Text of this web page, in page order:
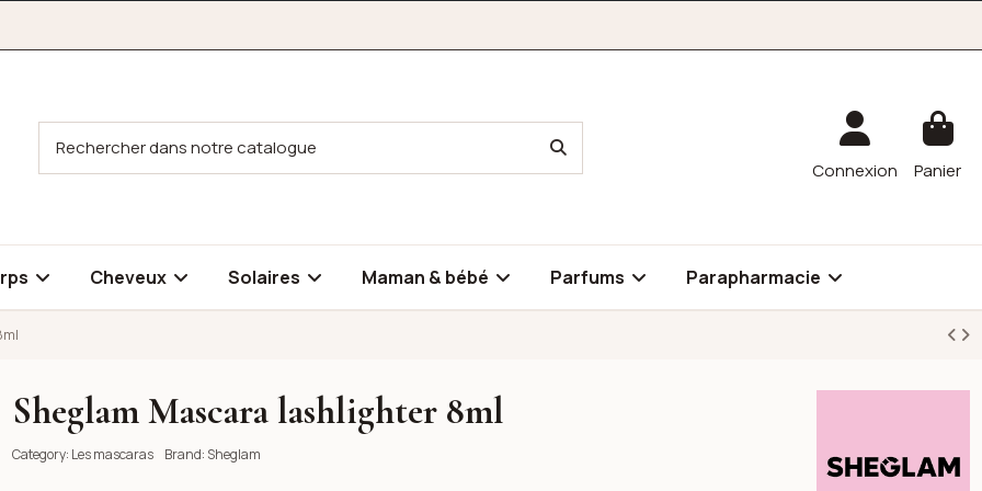
Connexion Panier
Cheveux Solaires Maman & bébé Parfums Parapharmacie
Sheglam Mascara lashlighter 8ml
Category: Les mascaras Brand: Sheglam